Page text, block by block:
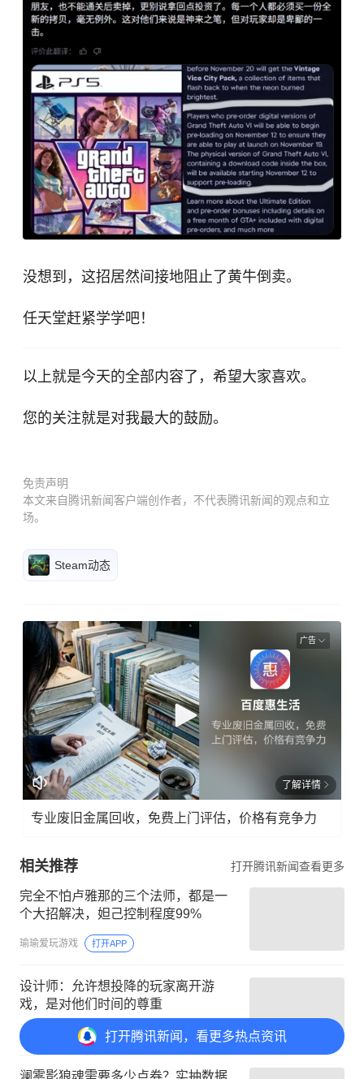
没想到，这招居然间接地阻止了黄牛倒卖。
任天堂赶紧学学吧！
以上就是今天的全部内容了，希望大家喜欢。
您的关注就是对我最大的鼓励。
免责声明
本文来自腾讯新闻客户端创作者，不代表腾讯新闻的观点和立
场。
Steam动态
打开腾讯新闻，看更多热点资讯
广告
了解详情
专业废旧金属回收，免费上门评估，价格有竞争力
相关推荐 打开腾讯新闻查看更多
完全不怕卢雅那的三个法师，都是一
个大招解决，妲己控制程度99%
瑜瑜爱玩游戏 打开APP
设计师：允许想投降的玩家离开游
戏，是对他们时间的尊重
虎扑体育内容 打开APP